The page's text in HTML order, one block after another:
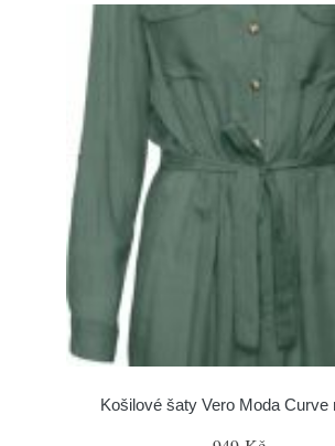
Košilové šaty Vero Moda Curve